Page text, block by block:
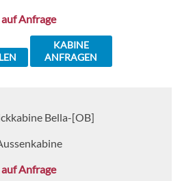
auf Anfrage
KABINE
ANFRAGEN
Bella-[OB]
auf Anfrage